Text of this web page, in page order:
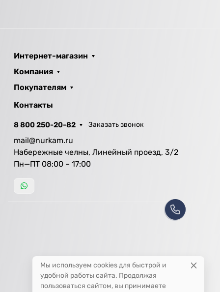
Интернет-магазин
Компания
Покупателям
Контакты
8 800 250-20-82 Заказать звонок
mail@nurkam.ru
Набережные челны, Линейный проезд, 3/2
Пн—ПТ 08:00 – 17:00
Мы используем cookies для быстрой и
удобной работы сайта. Продолжая
пользоваться сайтом, вы принимаете